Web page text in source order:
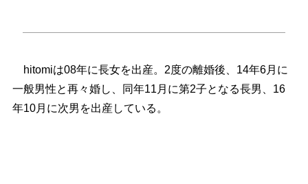
hitomiは08年に長女を出産。2度の離婚後、14年6月に
一般男性と再々婚し、同年11月に第2子となる長男、16
年10月に次男を出産している。